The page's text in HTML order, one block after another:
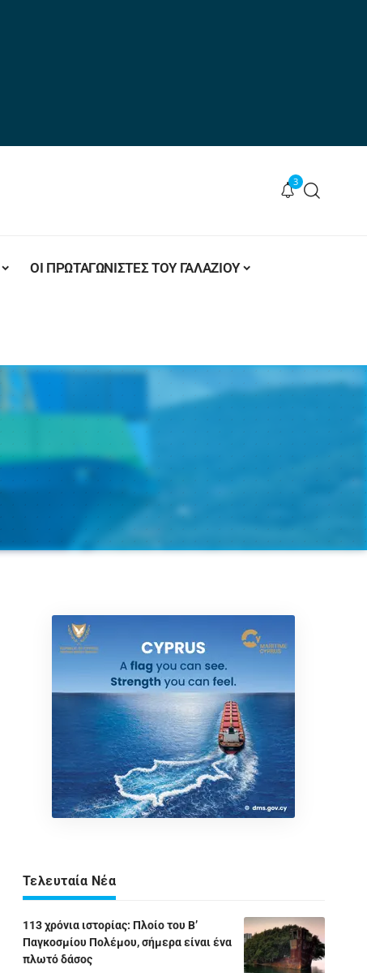
3
ΟΙ ΠΡΩΤΑΓΩΝΙΣΤΕΣ ΤΟΥ ΓΑΛΑΖΙΟΥ
Τελευταία Νέα
113 χρόνια ιστορίας: Πλοίο του Β’
Παγκοσμίου Πολέμου, σήμερα είναι ένα
πλωτό δάσος